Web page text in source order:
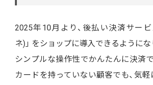
2025年10月より、後払い決済サービ
ネ)」 をショップに導入できるようにな
シンプルな操作性でかんたんに決済
カードを持っていない顧客でも、気